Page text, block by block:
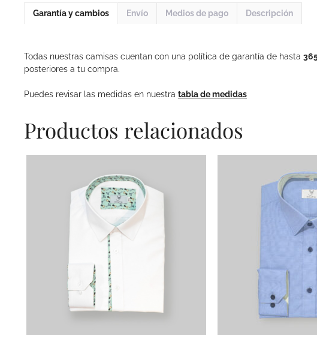
Garantía y cambios Envío Medios de pago Descripción
Todas nuestras camisas cuentan con una política de garantía de hasta
posteriores a tu compra.
Puedes revisar las medidas en nuestra tabla de medidas
Productos relacionados